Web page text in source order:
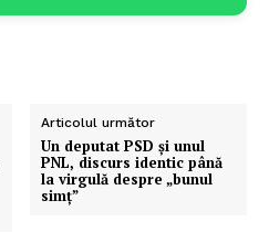
Articolul următor
Un deputat PSD și unul
PNL, discurs identic până
la virgulă despre „bunul
simț”